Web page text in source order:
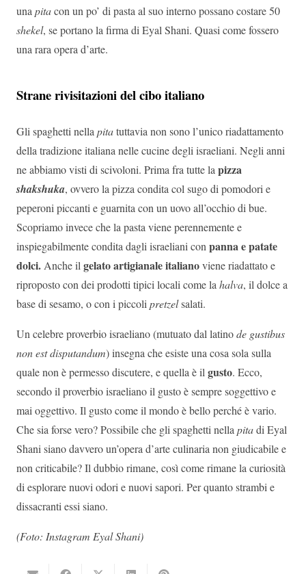
unapitacon un po’ di pasta al suo interno possano costare 50
shekel, se portano la firma di Eyal Shani. Quasi come fossero
una rara opera d’arte.
Strane rivisitazioni del cibo italiano
Gli spaghetti nellapitatuttavia non sono l’unico riadattamento
della tradizione italiana nelle cucine degli israeliani. Negli anni
ne abbiamo visti di scivoloni. Prima fra tutte lapizza
shakshuka, ovvero la pizza condita col sugo di pomodori e
peperoni piccanti e guarnita con un uovo all’occhio di bue.
Scopriamo invece che la pasta viene perennemente e
inspiegabilmente condita dagli israeliani conpanna e patate
dolci.Anche ilgelato artigianale italianoviene riadattato e
riproposto con dei prodotti tipici locali come lahalva, il dolce a
base di sesamo, o con i piccolipretzelsalati.
Un celebre proverbio israeliano (mutuato dal latinode gustibus
non est disputandum) insegna che esiste una cosa sola sulla
quale non è permesso discutere, e quella è ilgusto. Ecco,
secondo il proverbio israeliano il gusto è sempre soggettivo e
mai oggettivo. Il gusto come il mondo è bello perché è vario.
Che sia forse vero? Possibile che gli spaghetti nellapitadi Eyal
Shani siano davvero un’opera d’arte culinaria non giudicabile e
non criticabile? Il dubbio rimane, così come rimane la curiosità
di esplorare nuovi odori e nuovi sapori. Per quanto strambi e
dissacranti essi siano.
(Foto: Instagram Eyal Shani)